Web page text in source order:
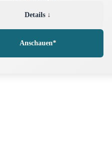
Details ↓
Anschauen*